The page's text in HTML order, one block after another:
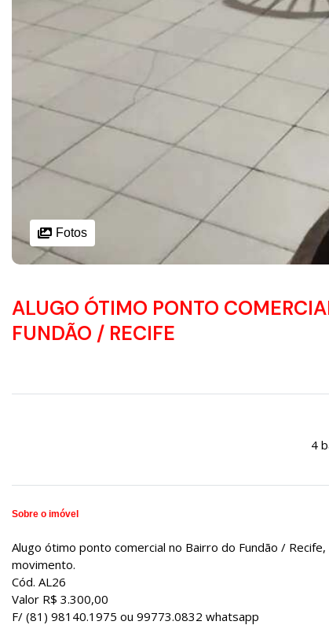
Fotos
ALUGO ÓTIMO PONTO
FUNDÃO / RECIFE
4
Sobre o imóvel
Alugo ótimo ponto comercial no Bairro do Fundão /
movimento.
Cód. AL26
Valor R$ 3.300,00
F/ (81) 98140.1975 ou 99773.0832 whatsapp